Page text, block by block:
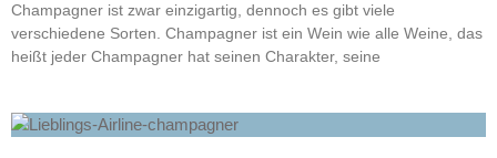
Champagner ist zwar einzigartig, dennoch es gibt viele
verschiedene Sorten. Champagner ist ein Wein wie alle Weine, das
heißt jeder Champagner hat seinen Charakter, seine